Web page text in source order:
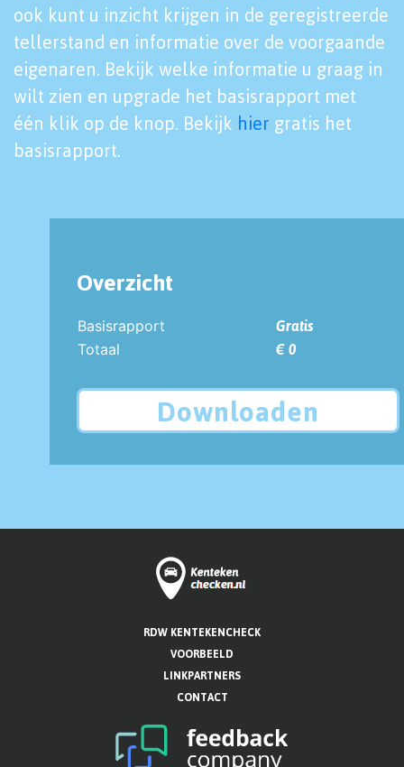
ook kunt u inzicht krijgen in de geregistreerde
tellerstand en informatie over de voorgaande
eigenaren. Bekijk welke informatie u graag in
wilt zien en upgrade het basisrapport met
één klik op de knop. Bekijk hier gratis het
basisrapport.
Overzicht
Basisrapport
Gratis
Totaal
€ 0
Downloaden
RDW KENTEKENCHECK
VOORBEELD
LINKPARTNERS
CONTACT